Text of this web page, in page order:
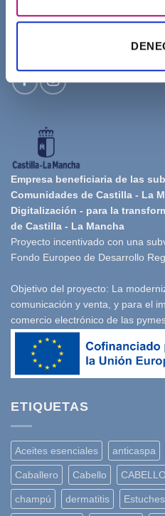
Empresa beneficiaria de las
Comunidades de Castilla - La
Digitalización - para la
de Castilla - La Mancha
Proyecto incentivado con una
Fondo Europeo de Desarrollo
Objetivo del proyecto: La
comunicación y venta, y para el
comercio electrónico de las
ETIQUETAS
Aceites esenciales anticaspa
Caballero Cabello
champú dermatitis